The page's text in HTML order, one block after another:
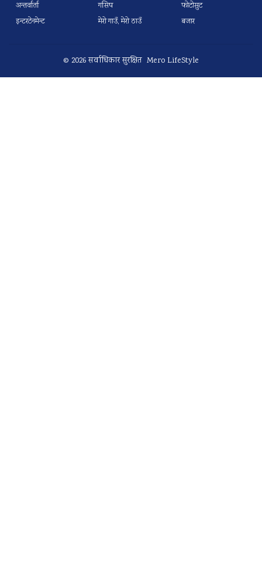
अन्तर्वार्ता
इन्टरटेनमेन्ट
गसिप
मेरो गाउँ, मेरो ठाउँ
फोटोसुट
बजार
© 2026 सर्वाधिकार सुरक्षित Mero LifeStyle